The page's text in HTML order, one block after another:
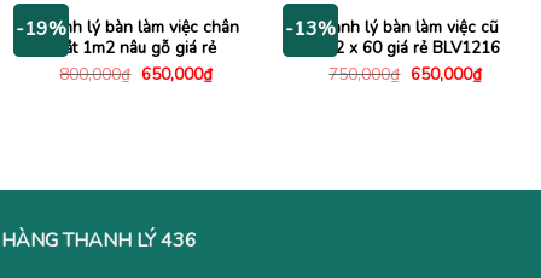
1,400,000₫.
-19%
Thanh lý bàn làm việc chân
sắt 1m2 nâu gỗ giá rẻ
800,000₫ Giá
650,000₫Giá
hiện
-13%Thanh lý bàn làm việc cũ
1m2 x 60 giá rẻ BLV1216
750,000₫ Giá
650,000₫Giá
hiện
HÀNG THANH LÝ 436